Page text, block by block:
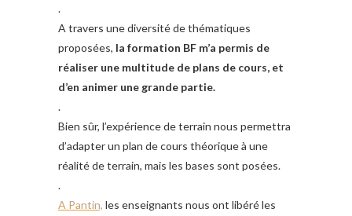
.
A travers une diversité de thématiques
proposées, la formation BF m’a permis de
réaliser une multitude de plans de cours, et
d’en animer une grande partie.
.
Bien sûr, l’expérience de terrain nous permettra
d’adapter un plan de cours théorique à une
réalité de terrain, mais les bases sont posées.
.
A Pantin, les enseignants nous ont libéré les